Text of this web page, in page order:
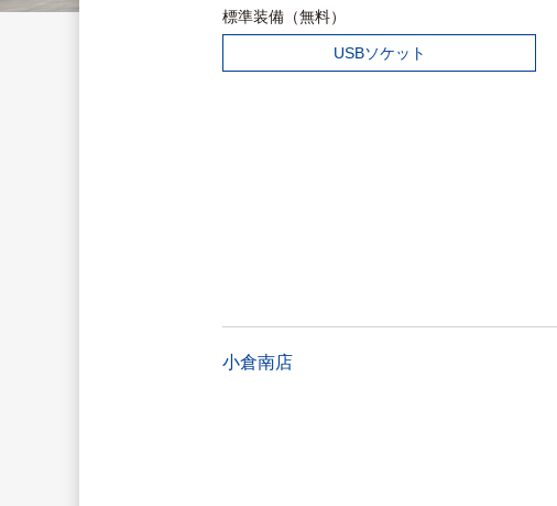
標準装備（無料）
USBソケット
小倉南店